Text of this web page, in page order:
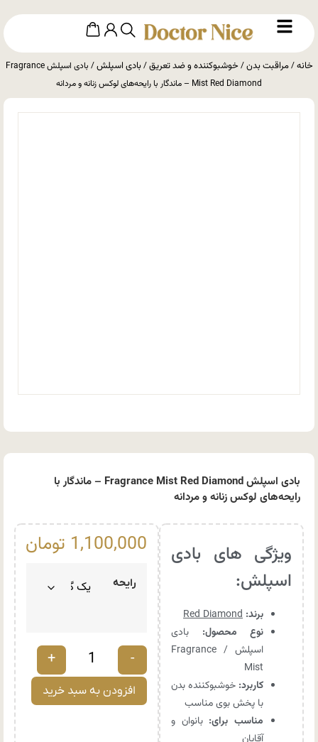
خانه/مراقبت بدن/ خوشبوکننده و ضد تعریق/بادی اسپلش
/ بادی اسپلش Fragrance
Mist Red Diamond – ماندگار با رایحه‌های لوکس زنانه و مردانه
بادی اسپلش Fragrance Mist Red Diamond – ماندگار با
رایحه‌های لوکس زنانه و مردانه
ویژگی های بادی
اسپلش:
برند: Red Diamond
نوع محصول: بادی
اسپلش / Fragrance
Mist
کاربرد: خوشبوکننده بدن
با پخش بوی مناسب
مناسب برای: بانوان و
1,100,000 تومان
رایحه
-
+
افزودن به سبد خرید